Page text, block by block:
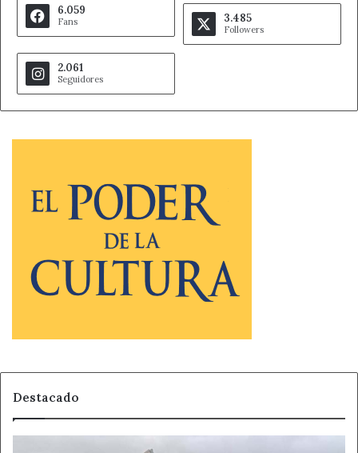
obras en carretera
6.059
Fans 3.485
Followers
2.061
Seguidores
Destacado